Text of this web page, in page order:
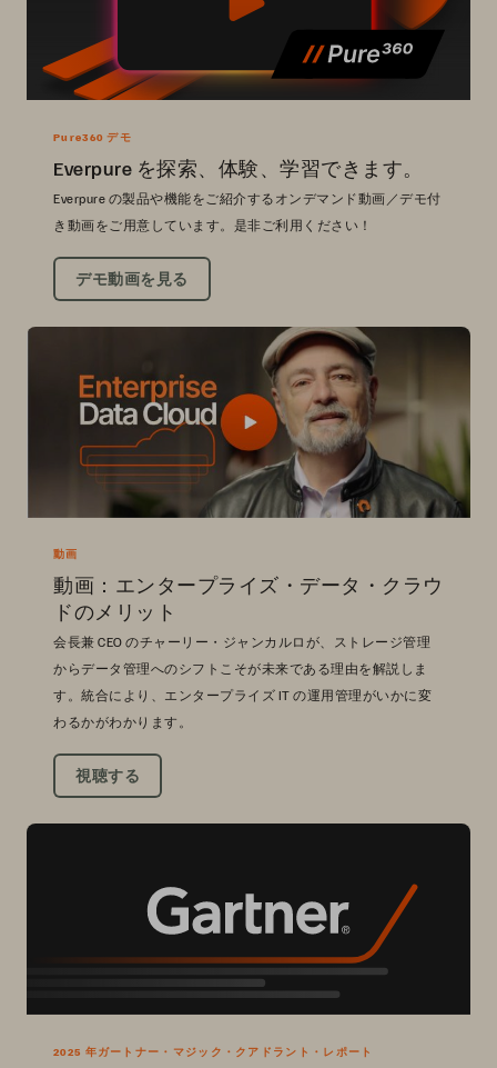
Pure360 デモ
Everpure を探索、体験、学習できます。
Everpure の製品や機能をご紹介するオンデマンド動画／デモ付
き動画をご用意しています。是非ご利用ください！
デモ動画を見る
動画
動画：エンタープライズ・データ・クラウ
ドのメリット
会長兼 CEO のチャーリー・ジャンカルロが、ストレージ管理
からデータ管理へのシフトこそが未来である理由を解説しま
す。統合により、エンタープライズ IT の運用管理がいかに変
わるかがわかります。
視聴する
2025 年ガートナー・マジック・クアドラント・レポート